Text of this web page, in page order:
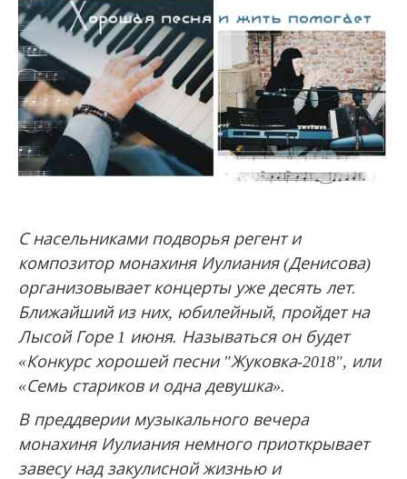
С насельниками подворья регент и
композитор монахиня Иулиания (Денисова)
организовывает концерты уже десять лет.
Ближайший из них, юбилейный, пройдет на
Лысой Горе 1 июня. Называться он будет
«Конкурс хорошей песни "Жуковка-2018", или
«Семь стариков и одна девушка».
В преддверии музыкального вечера
монахиня Иулиания немного приоткрывает
завесу над закулисной жизнью и